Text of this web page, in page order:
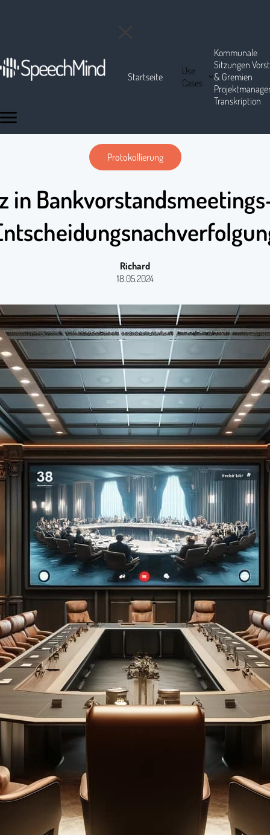
Startseite
Use
Cases
Kommunale
Sitzungen
& Gremien
Transkription
Protokollierung
in
Richard
18.05.2024